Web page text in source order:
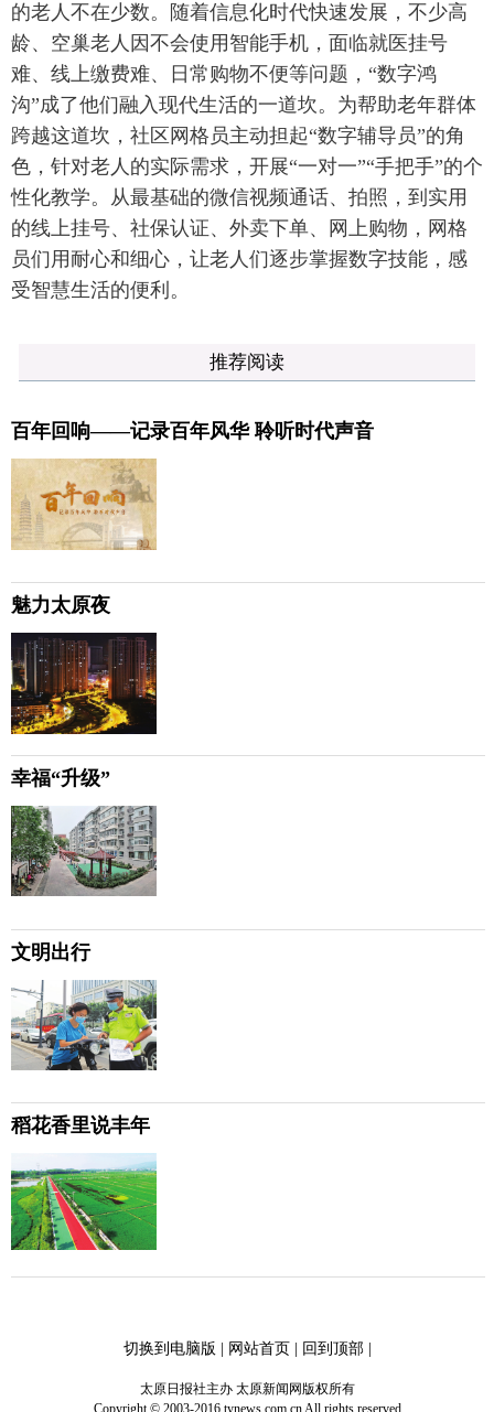
的老人不在少数。随着信息化时代快速发展，不少高
龄、空巢老人因不会使用智能手机，面临就医挂号
难、线上缴费难、日常购物不便等问题，“数字鸿
沟”成了他们融入现代生活的一道坎。为帮助老年群体
跨越这道坎，社区网格员主动担起“数字辅导员”的角
色，针对老人的实际需求，开展“一对一”“手把手”的个
性化教学。从最基础的微信视频通话、拍照，到实用
的线上挂号、社保认证、外卖下单、网上购物，网格
员们用耐心和细心，让老人们逐步掌握数字技能，感
受智慧生活的便利。
推荐阅读
百年回响——记录百年风华 聆听时代声音
魅力太原夜
幸福“升级”
文明出行
稻花香里说丰年
切换到电脑版 | 网站首页| 回到顶部|
太原日报社主办 太原新闻网版权所有
Copyright © 2003-2016 tynews.com.cn All rights reserved